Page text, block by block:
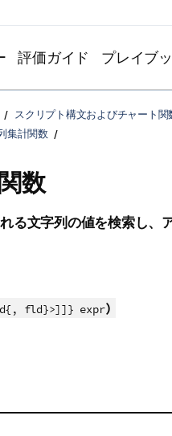
評価ガイド プレイブ
スクリプト構文およびチャート関
集計関数
数
る文字列の値を検索し、
fld}>]]} expr)